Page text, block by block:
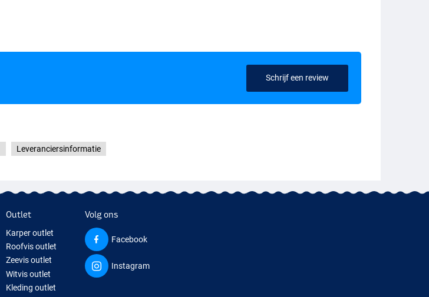
Schrijf een review
Leveranciersinformatie
Outlet
Karper outlet
Roofvis outlet
Zeevis outlet
Witvis outlet
Kleding outlet
Volg ons
Facebook
Instagram